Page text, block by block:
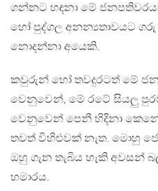
ගන්නට හඳනා මේ
හෝ පුද්ගල අනන්‍යතාවයට
නොදන්නා අයෙකි.
කවුරුන් හෝ තවදුරටත් මේ
වෙනුවෙන්, මේ රටේ සියලු
වෙනුවෙන් පෙනී හිදිනා
තවත් විහිළුවක් නැත. මොහු
ඔහු ගැන තැබිය හැකි අවසන්
හමාරය.